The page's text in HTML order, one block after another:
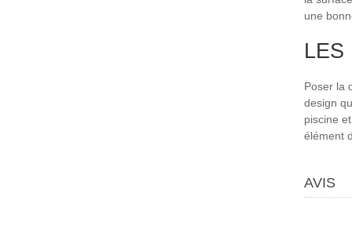
une
LES
Poser la
design
piscine
élément
AVIS